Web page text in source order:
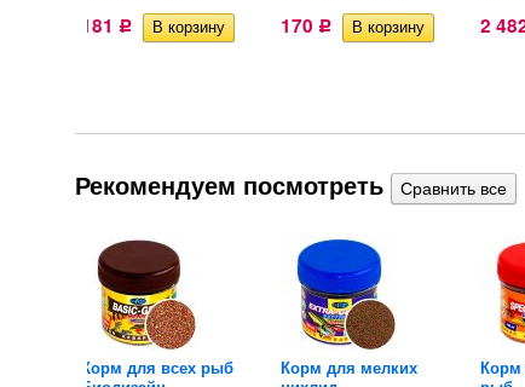
181 Р 170 Р 2
Рекомендуем посмотреть
Корм для всех рыб
Корм для мелких
Корм